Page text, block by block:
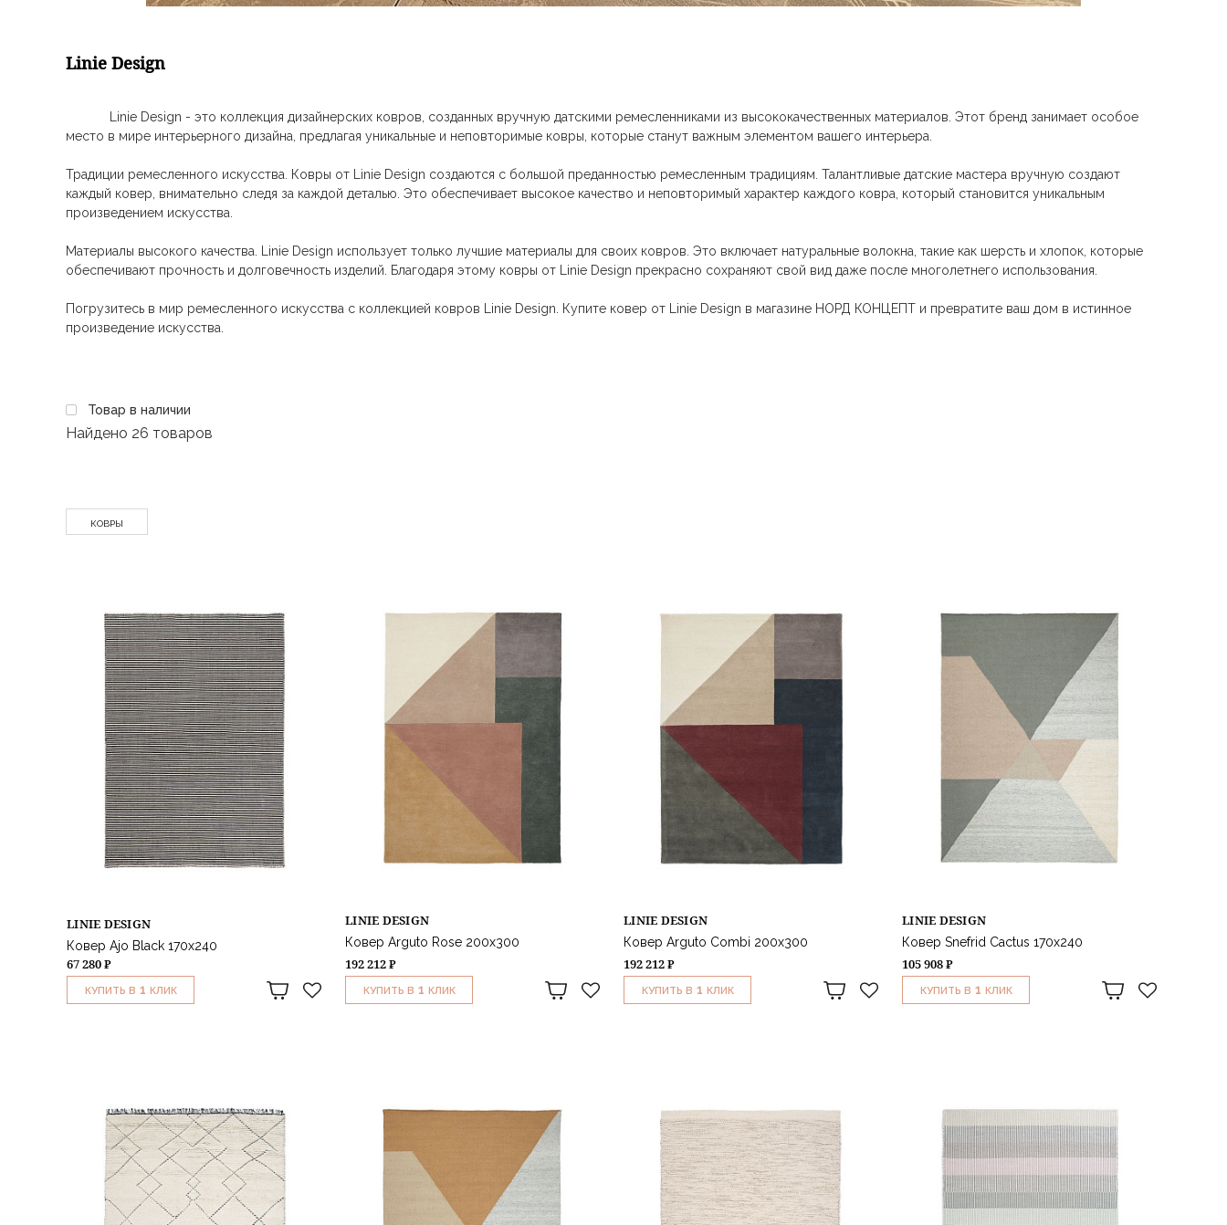
Linie Design
Linie Design - это коллекция дизайнерских ковров, созданных вручную датскими ремесленниками из высококачественных материалов. Этот бренд занимает особое
место в мире интерьерного дизайна, предлагая уникальные и неповторимые ковры, которые станут важным элементом вашего интерьера.
Традиции ремесленного искусства. Ковры от Linie Design создаются с большой преданностью ремесленным традициям. Талантливые датские мастера вручную создают
каждый ковер, внимательно следя за каждой деталью. Это обеспечивает высокое качество и неповторимый характер каждого ковра, который становится уникальным
произведением искусства.
Материалы высокого качества. Linie Design использует только лучшие материалы для своих ковров. Это включает натуральные волокна, такие как шерсть и хлопок, которые
обеспечивают прочность и долговечность изделий. Благодаря этому ковры от Linie Design прекрасно сохраняют свой вид даже после многолетнего использования.
Погрузитесь в мир ремесленного искусства с коллекцией ковров Linie Design. Купите ковер от Linie Design в магазине НОРД КОНЦЕПТ и превратите ваш дом в истинное
произведение искусства.
Товар в наличии
Найдено 26 товаров
КОВРЫ
LINIE DESIGN
Ковер Ajo Black 170x240
67 280 ₽
КУПИТЬ В 1 КЛИК
LINIE DESIGN
Ковер Arguto Rose 200х300
192 212 ₽
КУПИТЬ В 1 КЛИК
LINIE DESIGN
Ковер Arguto Combi 200х300
192 212 ₽
КУПИТЬ В 1 КЛИК
LINIE DESIGN
Ковер Snefrid Cactus 170х240
105 908 ₽
КУПИТЬ В 1 КЛИК